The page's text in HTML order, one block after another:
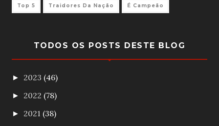
Top 5 Traidores Da Nação É Campeão
TODOS OS POSTS DESTE BLOG
► 2023 (46)
► 2022 (78)
► 2021 (38)